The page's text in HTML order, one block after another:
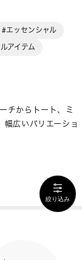
#エッセンシャル
アイテム
チからトート、ミ
幅広いバリエーショ
絞り込み